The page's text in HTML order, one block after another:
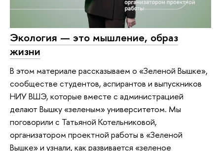
Экология — это мышление, образ
жизни
В этом материале рассказываем о «Зеленой Вышке»,
сообществе студентов, аспирантов и выпускников
НИУ ВШЭ, которые вместе с администрацией
делают Вышку «зеленым» университетом. Мы
поговорили с Татьяной Котельниковой,
организатором проектной работы в «Зеленой
Вышке» и узнали, как развивается «зеленое